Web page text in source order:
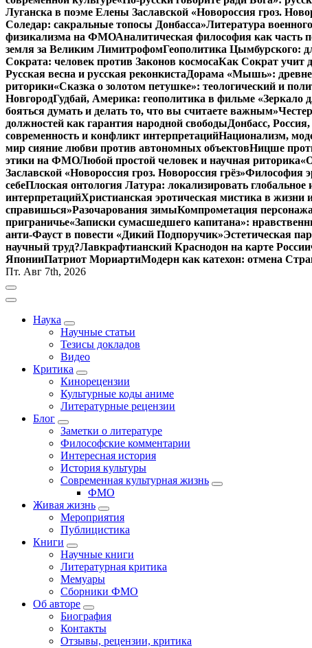
Луганска в поэме Елены Заславской «Новороссия гроз.
Соледар: сакральные топосы Донбасса»Литература
физикализма на ФМОАналитическая философия как часть
земля за Великим ЛимитрофомГеополитика Цымбурского:
Сократа: человек против Законов космосаКак Сократ учит
Русская весна и русская реконкистаДорама «Мышь»:
риторики«Сказка о золотом петушке»: теологический и
НовгородГудбай, Америка: геополитика в фильме «Зеркало
бояться думать и делать то, что вы считаете важным»
должностей как гарантия народной свободыДонбасс,
современность и конфликт интерпретацийНационализм,
мир сияние любви против автономных объектовНицше
этики на ФМОЛюбой простой человек и научная риторика
Заславской «Новороссия гроз. Новороссия грёз»Философия
себеПлоская онтология Латура: локализировать глобальное
интерпретацийХристианская эротическая мистика в жизни
справишься»Разочарования зимыКомпрометация
приграничье«Записки сумасшедшего капитана»:
анти-Фауст в повести «Дикий Подпоручик»Эстетическая
научный труд?Лавкрафтианский Краснодон на карте России
ЯпонииПатриот МориартиМодерн как катехон: отмена
Пт. Авг 7th, 2026
Наука
Научные статьи
Тезисы докладов
Видео
Критика
Кинорецензии
Культурные коды аниме
Литературные рецензии
Блог
Заметки о литературе
Философские комментарии
Интересная история
История культуры
Современная культурная жизнь
ФМО
Живая жизнь
Мероприятия
Публицистика
Книги
Научные книги
Литературная критика
Мемуары
Сборники ФМО
Об авторе
Биография
Контакты
Отзывы, рецензии, критика